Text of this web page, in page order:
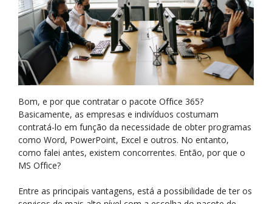
Bom, e por que contratar o pacote Office 365?
Basicamente, as empresas e indivíduos costumam
contratá-lo em função da necessidade de obter programas
como Word, PowerPoint, Excel e outros. No entanto,
como falei antes, existem concorrentes. Então, por que o
MS Office?
Entre as principais vantagens, está a possibilidade de ter os